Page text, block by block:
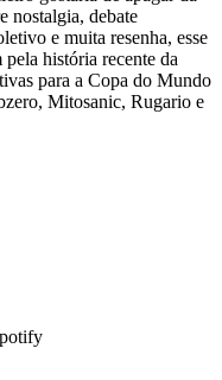
nostalgia, debate
e muita resenha, esse
história recente da
para a Copa do Mundo
Mitosanic, Rugario e